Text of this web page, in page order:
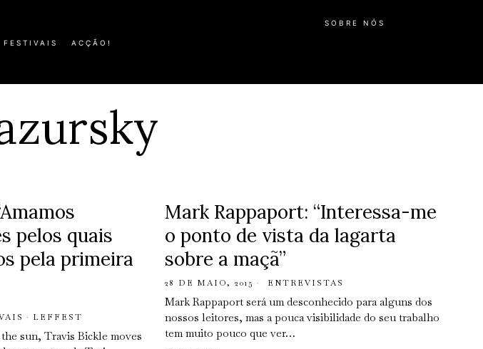
FESTIVAIS ACÇÃO!
SOBRE NÓS
pelos quais
pela primeira
· LEFFEST
sun, Travis Bickle moves
Mark Rappaport: “Interessa-me
o ponto de vista da lagarta
sobre a maçã”
28 DE MAIO, 2015 ENTREVISTAS
Mark Rappaport será um desconhecido para alguns dos
nossos leitores, mas a pouca visibilidade do seu trabalho
tem muito pouco que ver…